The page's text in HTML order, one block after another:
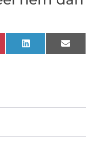
LinkedIn Email